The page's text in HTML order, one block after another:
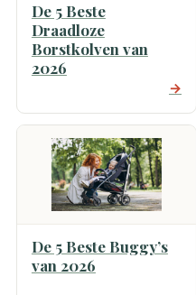
De 5 Beste
Draadloze
Borstkolven van
2026
→
De 5 Beste Buggy’s
van 2026